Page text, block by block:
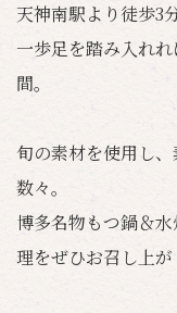
天神南駅より徒歩3分
一歩足を踏み入れ
間。
旬の素材を使用し
数々。
博多名物もつ鍋＆
理をぜひお召し上が